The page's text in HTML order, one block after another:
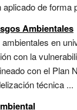
de forma
Ambientales
en
con la
con el
técnica ...